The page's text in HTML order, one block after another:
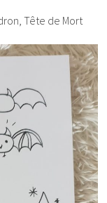
Tête de Mort